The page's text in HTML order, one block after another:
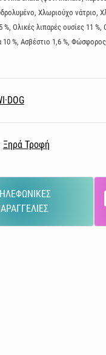
Χλωριούχο νάτριο,
%, Ολικές λιπαρές ουσίες 11
10 %, Ασβέστιο 1,6 %,
Ξηρά Τροφή